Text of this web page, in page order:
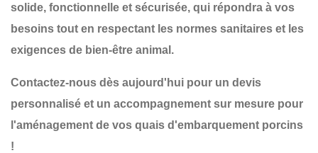
solide, fonctionnelle et sécurisée, qui répondra à vos
besoins tout en respectant les normes sanitaires et les
exigences de bien-être animal.
Contactez-nous dès aujourd'hui pour un devis
personnalisé et un accompagnement sur mesure pour
l'aménagement de vos quais d'embarquement porcins
!